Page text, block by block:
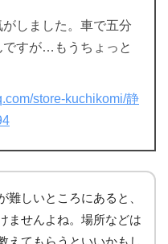
しました。車で五分
ですが…もうちょっと
store-kuchikomi/静
難しいところにあると、
ませんよね。場所などは
えてもらうといいかもし